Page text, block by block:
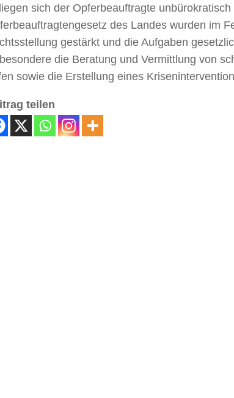
sich der Opferbeauftragte
des Landes wurden im
gestärkt und die Aufgaben
die Beratung und Vermittlung von
sowie die Erstellung eines
teilen